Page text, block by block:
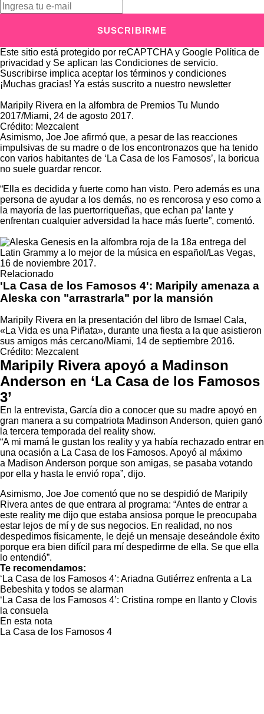
SUSCRIBIRME
Este sitio está protegido por reCAPTCHA y Google Política de
privacidad y Se aplican las Condiciones de servicio.
Suscribirse implica aceptar los términos y condiciones
¡Muchas gracias! Ya estás suscrito a nuestro newsletter
Maripily Rivera en la alfombra de Premios Tu Mundo
2017/Miami, 24 de agosto 2017.
Crédito: Mezcalent
Asimismo, Joe Joe afirmó que, a pesar de las reacciones
impulsivas de su madre o de los encontronazos que ha tenido
con varios habitantes de ‘La Casa de los Famosos’, la boricua
no suele guardar rencor.
“Ella es decidida y fuerte como han visto. Pero además es una
persona de ayudar a los demás, no es rencorosa y eso como a
la mayoría de las puertorriqueñas, que echan pa’ lante y
enfrentan cualquier adversidad la hace más fuerte”, comentó.
Relacionado
'La Casa de los Famosos 4': Maripily amenaza a
Aleska con "arrastrarla" por la mansión
Maripily Rivera en la presentación del libro de Ismael Cala,
«La Vida es una Piñata», durante una fiesta a la que asistieron
sus amigos más cercano/Miami, 14 de septiembre 2016.
Crédito: Mezcalent
Maripily Rivera apoyó a Madinson
Anderson en ‘La Casa de los Famosos
3’
En la entrevista, García dio a conocer que su madre apoyó en
gran manera a su compatriota Madinson Anderson, quien ganó
la tercera temporada del reality show.
“A mi mamá le gustan los reality y ya había rechazado entrar en
una ocasión a La Casa de los Famosos. Apoyó al máximo
a Madison Anderson porque son amigas, se pasaba votando
por ella y hasta le envió ropa”, dijo.
Asimismo, Joe Joe comentó que no se despidió de Maripily
Rivera antes de que entrara al programa: “Antes de entrar a
este reality me dijo que estaba ansiosa porque le preocupaba
estar lejos de mí y de sus negocios. En realidad, no nos
despedimos físicamente, le dejé un mensaje deseándole éxito
porque era bien difícil para mí despedirme de ella. Se que ella
lo entendió”.
Te recomendamos:
‘La Casa de los Famosos 4’: Ariadna Gutiérrez enfrenta a La
Bebeshita y todos se alarman
‘La Casa de los Famosos 4’: Cristina rompe en llanto y Clovis
la consuela
En esta nota
La Casa de los Famosos 4